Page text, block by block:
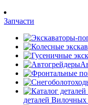
Запчасти
деталей Вилочных